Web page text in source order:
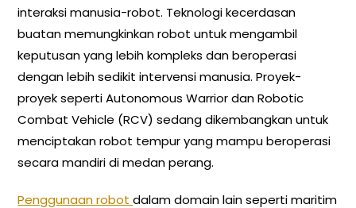
interaksi manusia-robot. Teknologi kecerdasan
buatan memungkinkan robot untuk mengambil
keputusan yang lebih kompleks dan beroperasi
dengan lebih sedikit intervensi manusia. Proyek-
proyek seperti Autonomous Warrior dan Robotic
Combat Vehicle (RCV) sedang dikembangkan untuk
menciptakan robot tempur yang mampu beroperasi
secara mandiri di medan perang.
Penggunaan robotdalam domain lain seperti maritim